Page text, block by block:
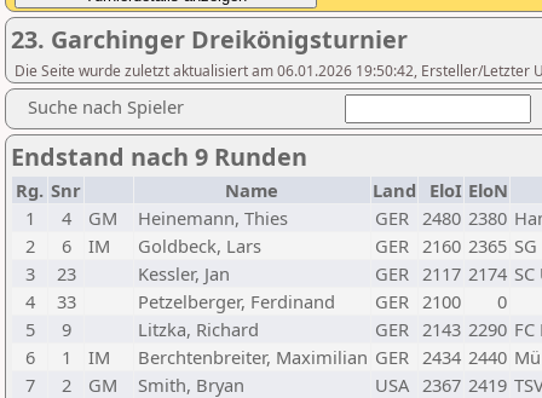
23. Garchinger Dreikönigsturnier
Die Seite wurde zuletzt aktualisiert am 06.01.2026 19:50:42, Ersteller/Letzter
Suche nach Spieler
Endstand nach 9 Runden
Rg. Snr Name Land EloI EloN
1
4 GM Heinemann, Thies GER 2480 2380
2
6 IM Goldbeck, Lars GER 2160 2365
3
23 Kessler, Jan GER 2117 2174
4
33 Petzelberger, Ferdinand GER 2100
0
5
9 Litzka, Richard GER 2143 2290
6
1 IM Berchtenbreiter, Maximilian GER 2434 2440
7
2 GM Smith, Bryan USA 2367 2419